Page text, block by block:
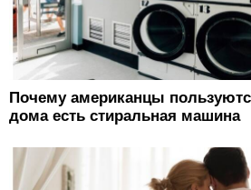
Почему американцы
дома есть стиральная машина